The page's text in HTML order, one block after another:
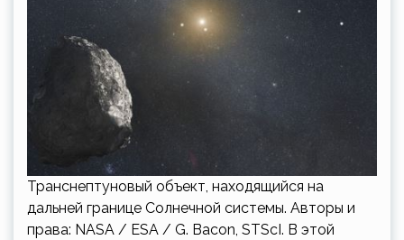
Транснептуновый объект, находящийся на
дальней границе Солнечной системы. Авторы и
права: NASA / ESA / G. Bacon, STScI. В этой